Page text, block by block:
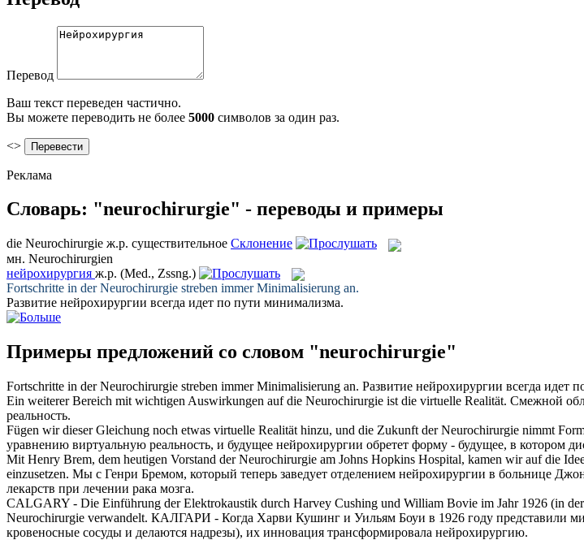
Перевод
Ваш текст переведен частично.
Вы можете переводить не более 5000 символов за один раз.
<>
Реклама
Словарь: "neurochirurgie" - переводы и примеры
die Neurochirurgie ж.р. существительное Склонение
мн. Neurochirurgien
нейрохирургия ж.р. (Med., Zssng.)
Fortschritte in derNeurochirurgie streben immer Minimalisierung an.
Развитие нейрохирургии всегда идет по пути минимализма.
Примеры предложений со словом "neurochirurgie"
Fortschritte in derNeurochirurgie streben immer Minimalisierung an. Развитие нейрохирургии всегда идет
Ein weiterer Bereich mit wichtigen Auswirkungen auf die Neurochirurgie ist die virtuelle Realität. Смежной
реальность.
Fügen wir dieser Gleichung noch etwas virtuelle Realität hinzu, und die Zukunft derNeurochirurgie nimmt
уравнению виртуальную реальность, и будущее нейрохирургии обретет форму - будущее, в котором
Mit Henry Brem, dem heutigen Vorstand derNeurochirurgie am Johns Hopkins Hospital, kamen wir auf die
einzusetzen. Мы с Генри Бремом, который теперь заведует отделением нейрохирургии в больнице
лекарств при лечении рака мозга.
CALGARY - Die Einführung der Elektrokaustik durch Harvey Cushing und William Bovie im Jahr 1926 (in
Neurochirurgie verwandelt. КАЛГАРИ - Когда Харви Кушинг и Уильям Боуи в 1926 году представили
кровеносные сосуды и делаются надрезы), их инновация трансформировала нейрохирургию.